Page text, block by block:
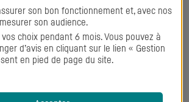
son bon fonctionnement et, avec nos
son audience.
choix pendant 6 mois. Vous pouvez à
d’avis en cliquant sur le lien « Gestion
en pied de page du site.